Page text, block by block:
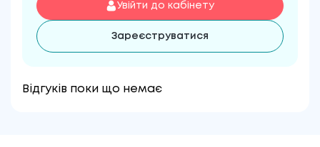
Увійти до кабінету
Зареєструватися
Відгуків поки що немає